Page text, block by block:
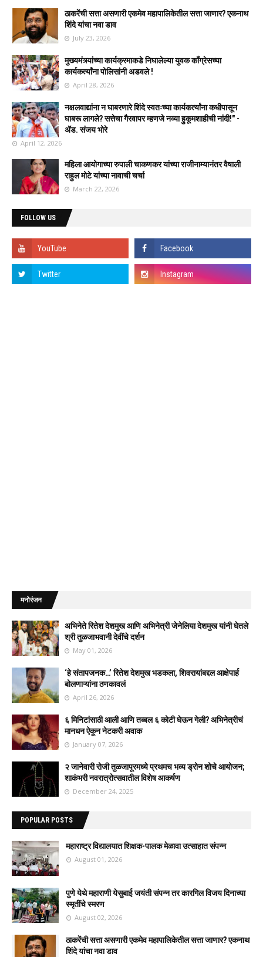
ठाकरेंची सत्ता असणारी एकमेव महापालिकेतील सत्ता जाणार? एकनाथ
शिंदे यांचा नवा डाव
July 23, 2026
मुख्यमंत्र्यांच्या कार्यक्रमाकडे निघालेल्या युवक काँग्रेसच्या
कार्यकर्त्यांना पोलिसांनी अडवले !
April 28, 2026
नक्षलवाद्यांना न घाबरणारे शिंदे स्वतःच्या कार्यकर्त्यांना कधीपासून
घाबरू लागले? सत्तेचा गैरवापर म्हणजे नव्या हुकूमशाहीची नांदी!" -
ॲड. संजय भोरे
April 12, 2026
महिला आयोगाच्या रुपाली चाकणकर यांच्या राजीनाम्यानंतर वैषाली
राहुल मोटे यांच्या नावाची चर्चा
March 22, 2026
FOLLOW US
मनोरंजन
अभिनेते रितेश देशमुख आणि अभिनेत्री जेनेलिया देशमुख यांनी घेतले
श्री तुळजाभवानी देवींचे दर्शन
May 01, 2026
‘हे संतापजनक…’ रितेश देशमुख भडकला, शिवरायांबद्दल आक्षेपार्ह
बोलणाऱ्यांना ठणकावलं
April 26, 2026
६ मिनिटांसाठी आली आणि तब्बल ६ कोटी घेऊन गेली? अभिनेत्रीचं
मानधन ऐकून नेटकरी अवाक
January 07, 2026
२ जानेवारी रोजी तुळजापूरमध्ये प्रथमच भव्य ड्रोन शोचे आयोजन;
शाकंभरी नवरात्रोत्सवातील विशेष आकर्षण
December 24, 2025
POPULAR POSTS
महाराष्ट्र विद्यालयात शिक्षक-पालक मेळावा उत्साहात संपन्न
August 01, 2026
पुणे येथे महाराणी येसुबाई जयंती संपन्न तर कारगिल विजय दिनाच्या
स्मृतींचे स्मरण
August 02, 2026
ठाकरेंची सत्ता असणारी एकमेव महापालिकेतील सत्ता जाणार? एकनाथ
शिंदे यांचा नवा डाव